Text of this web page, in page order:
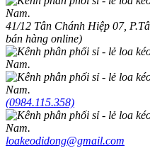
41/12 Tân Chánh Hiệp 07,
bán hàng online)
(0984.115.358)
loakeodidong@gmail.com